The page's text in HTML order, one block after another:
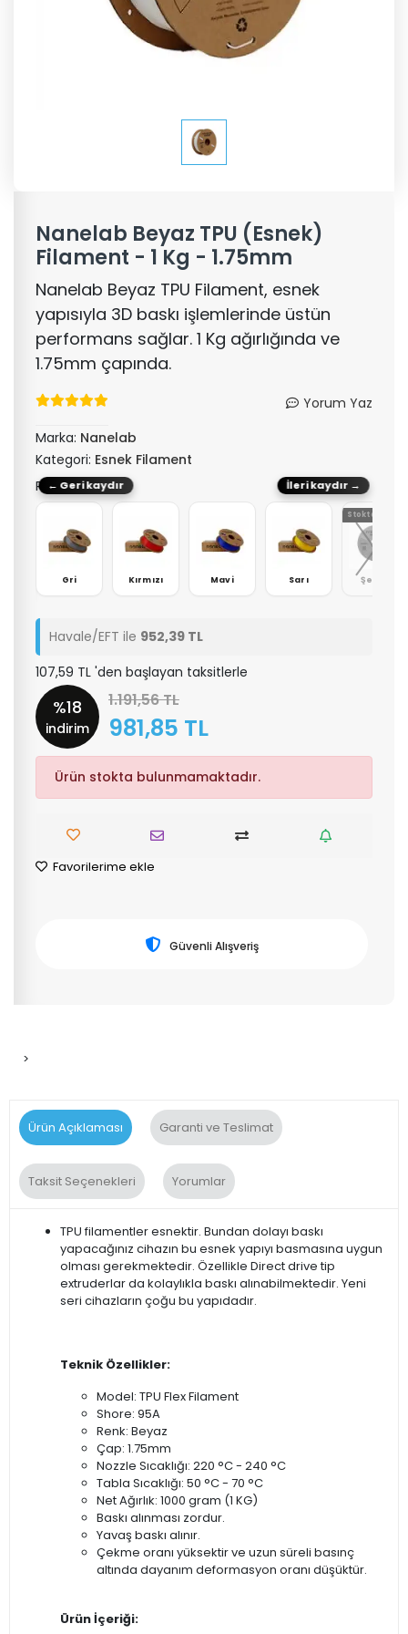
Nanelab Beyaz TPU (Esnek)
Filament - 1 Kg - 1.75mm
Nanelab Beyaz TPU Filament, esnek
yapısıyla 3D baskı işlemlerinde üstün
performans sağlar. 1 Kg ağırlığında ve
1.75mm çapında.
Yorum Yaz
Marka: Nanelab
Kategori: Esnek Filament
Renk: Beyaz
Gri Kırmızı Mavi Sarı Şeffaf
Stokta Yok
← Geri kaydır İleri kaydır →
Havale/EFT ile 952,39 TL
107,59 TL 'den başlayan taksitlerle
%18
indirim
1.191,56 TL
981,85 TL
Ürün stokta bulunmamaktadır.
Favorilerime ekle
Güvenli Alışveriş
>
Ürün Açıklaması Garanti ve Teslimat
Taksit Seçenekleri Yorumlar
TPU filamentler esnektir. Bundan dolayı baskı
yapacağınız cihazın bu esnek yapıyı basmasına uygun
olması gerekmektedir. Özellikle Direct drive tip
extruderlar da kolaylıkla baskı alınabilmektedir. Yeni
seri cihazların çoğu bu yapıdadır.
Teknik Özellikler:
Model: TPU Flex Filament
Shore: 95A
Renk: Beyaz
Çap: 1.75mm
Nozzle Sıcaklığı: 220 °C - 240 °C
Tabla Sıcaklığı: 50 °C - 70 °C
Net Ağırlık: 1000 gram (1 KG)
Baskı alınması zordur.
Yavaş baskı alınır.
Çekme oranı yüksektir ve uzun süreli basınç
altında dayanım deformasyon oranı düşüktür.
Ürün İçeriği: